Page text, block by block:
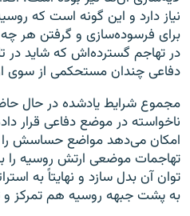
نیاز دارد و این گونه است که
برای فرسوده‌سازی و گرفتن هر چه
در تهاجم گسترده‌اش که شاید در
دفاعی چندان مستحکمی از سوی
مجموع شرایط یادشده در حال
ناخواسته در موضع دفاعی قرار
امکان می‌دهد مواضع حساسش را
تهاجمات موضعی ارتش روسیه را
توان آن بدل سازد و نهایتاً به
به پشت جبهه روسیه هم تمرکز